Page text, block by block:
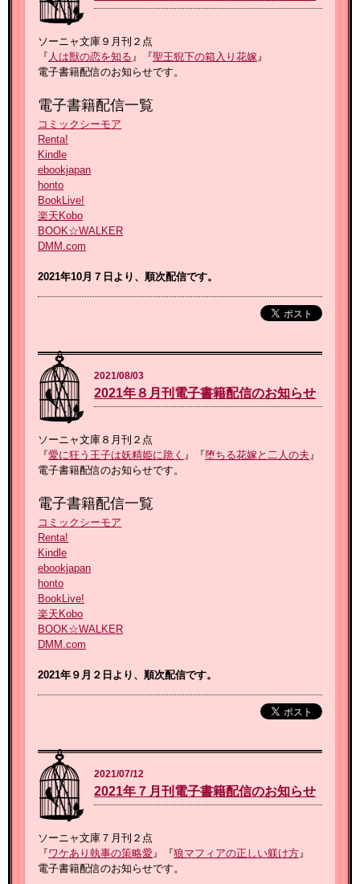
ソーニャ文庫９月刊２点
『 人は獣の恋を知る 』『聖王猊下の箱入り花嫁 』
電子書籍配信のお知らせです。
電子書籍配信一覧
コミックシーモア
Renta!
Kindle
ebookjapan
honto
BookLive!
楽天Kobo
BOOK☆WALKER
DMM.com
2021年10月７ 日より、順次配信です。
2021/08/03
2021年８月刊電子書籍配信のお知らせ
ソーニャ文庫８月刊２点
『愛に狂う王子は妖精姫に跪く 』『堕ちる花嫁と二人の夫 』
電子書籍配信のお知らせです。
電子書籍配信一覧
コミックシーモア
Renta!
Kindle
ebookjapan
honto
BookLive!
楽天Kobo
BOOK☆WALKER
DMM.com
2021年９月２ 日より、順次配信です。
2021/07/12
2021年７月刊電子書籍配信のお知らせ
ソーニャ文庫７月刊２点
『ワケあり執事の策略愛 』『狼マフィアの正しい躾け方 』
電子書籍配信のお知らせです。